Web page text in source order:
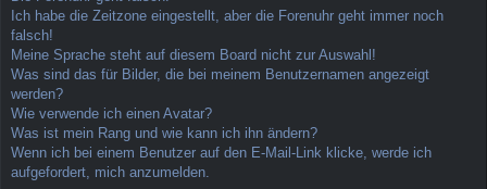
Ich habe die Zeitzone eingestellt, aber die Forenuhr geht immer noch
falsch!
Meine Sprache steht auf diesem Board nicht zur Auswahl!
Was sind das für Bilder, die bei meinem Benutzernamen angezeigt
werden?
Wie verwende ich einen Avatar?
Was ist mein Rang und wie kann ich ihn ändern?
Wenn ich bei einem Benutzer auf den E-Mail-Link klicke, werde ich
aufgefordert, mich anzumelden.